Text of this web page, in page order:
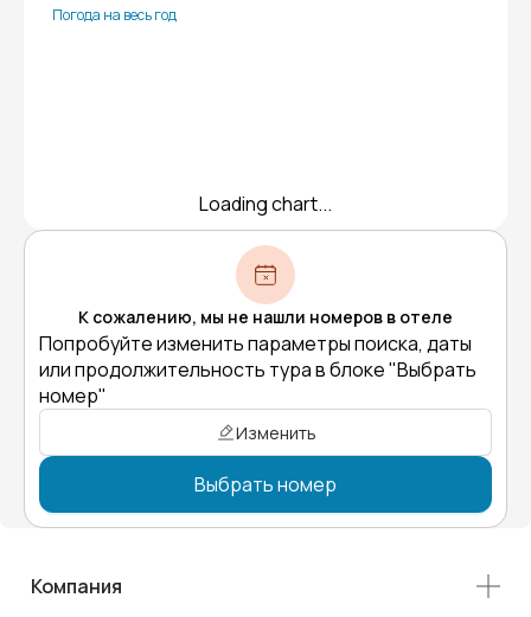
Погода на весь год
Loading chart...
К сожалению, мы не нашли номеров в отеле
Попробуйте изменить параметры поиска, даты
или продолжительность тура в блоке "Выбрать
номер"
Изменить
Выбрать номер
Компания